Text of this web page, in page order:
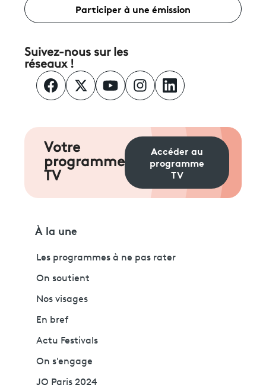
Participer à une émission
Suivez-nous sur les
réseaux !
Votre
programme
TV
Accéder au
programme
TV
À la une
Les programmes à ne pas rater
On soutient
Nos visages
En bref
Actu Festivals
On s'engage
JO Paris 2024